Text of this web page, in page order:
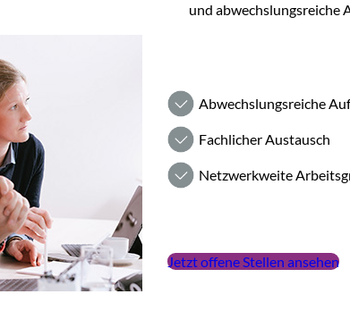
und abwechslungsreiche
Abwechslungsreiche
Fachlicher Austausch
Netzwerkweite
Jetzt offene Stellen ansehen